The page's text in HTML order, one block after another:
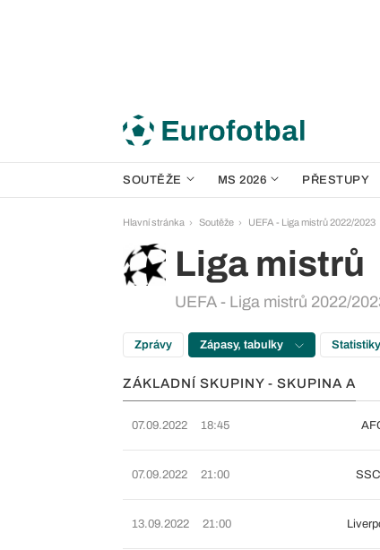
SOUTĚŽE MS 2026 PŘESTUPY
Hlavní stránka Soutěže UEFA - Liga mistrů 2022/2023
Liga mistrů
UEFA - Liga mistrů 2022/
Zprávy Zápasy, tabulky Statistiky
ZÁKLADNÍ SKUPINY - SKUPINA A
07.09.2022 18:45
07.09.2022 21:00
13.09.2022 21:00